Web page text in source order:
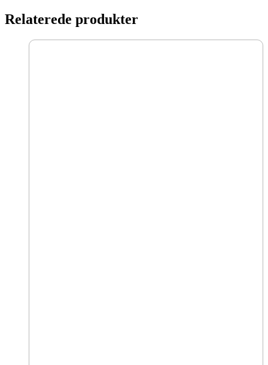
Relaterede produkter